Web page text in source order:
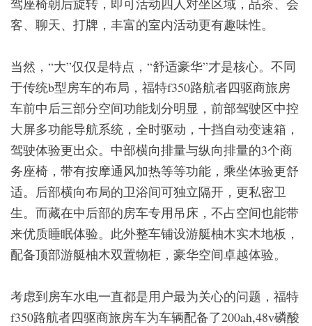
客、聊天、打牌，丰富的室内活动更有趣味性。
当然，“大”仅仅是特点，“舒适豪华”才是核心。不同
于传统b型房车的布局，福特f350路航者四驱商旅房
车前中后三部分空间功能划分明显，前部驾驶区中控
大屏多功能导航系统，全时驱动，十挡自动变速箱，
驾驶体验更出众。中部横向排量与纵向排量的3个商
务座椅，带有按摩通风加热等等功能，乘坐体验更舒
适。后部横向布局的卫浴间可独立隔开，更私密卫
生。而藏在中后部的房车专用吊床，不占空间也能带
来优质睡眠体验。此外整车铺设游艇柚木实木地板，
配备顶部游艇柚木双置物柜，豪华空间卓越体验。
考虑到房车水电一直都是用户最为关心的问题，福特
f350路航者四驱商旅房车为车辆配备了200ah,48v磷酸